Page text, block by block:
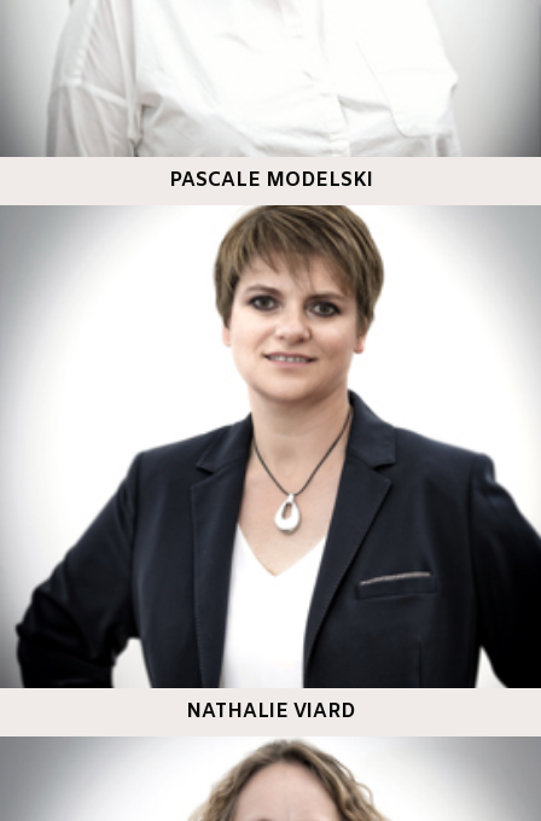
PASCALE MODELSKI
NATHALIE VIARD